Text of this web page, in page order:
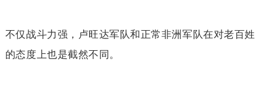
不仅战斗力强，卢旺达军队和正常非洲军队在对老百姓
的态度上也是截然不同。